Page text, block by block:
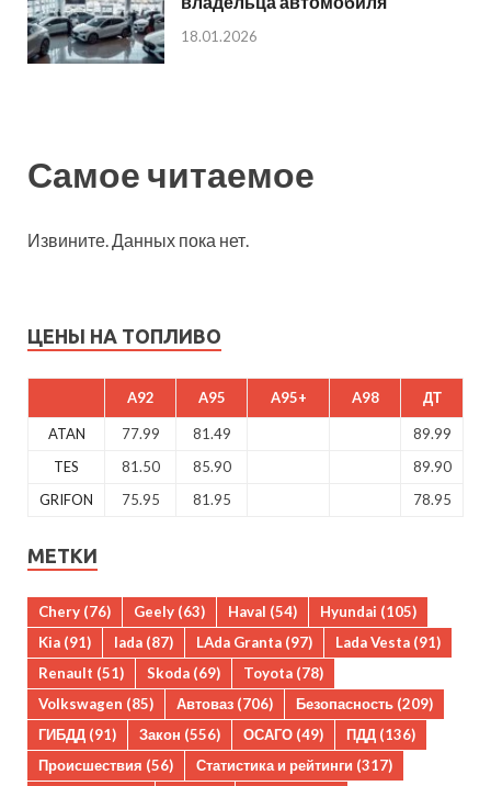
18.01.2026
Самое читаемое
Извините. Данных пока нет.
ЦЕНЫ НА ТОПЛИВО
A92 A95 A95+ A98 ДТ
ATAN 77.99 81.49
89.99
TES
81.50 85.90
89.90
GRIFON
75.95 81.95 78.95
МЕТКИ
Chery (76) Geely (63) Haval (54) Hyundai (105)
Kia (91) lada (87) LAda Granta (97) Lada Vesta (91)
Renault (51) Skoda (69) Toyota (78)
Volkswagen (85) Автоваз (706) Безопасность (209)
ГИБДД (91) Закон (556) ОСАГО (49) ПДД (136)
Происшествия (56) Статистика и рейтинги (317)